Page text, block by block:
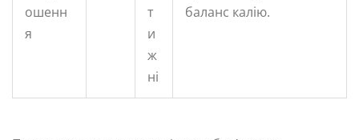
ошенн
я
т
и
ж
ні
баланс калію.